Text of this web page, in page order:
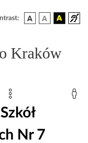
Kraków
Nr 7